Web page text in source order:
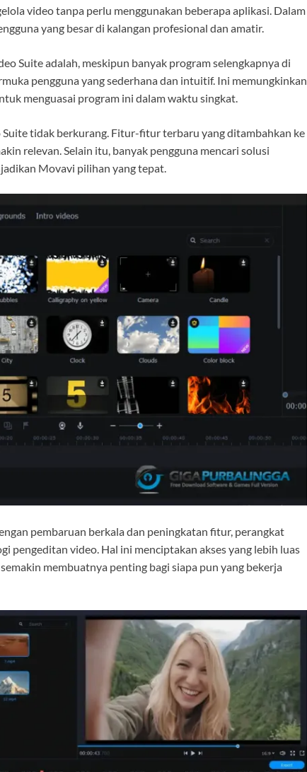
video tanpa perlu menggunakan beberapa aplikasi. Dalam
yang besar di kalangan profesional dan amatir.
Suite adalah, meskipun banyak program selengkapnya di
pengguna yang sederhana dan intuitif. Ini memungkinkan
menguasai program ini dalam waktu singkat.
tidak berkurang. Fitur-fitur terbaru yang ditambahkan ke
relevan. Selain itu, banyak pengguna mencari solusi
Movavi pilihan yang tepat.
pembaruan berkala dan peningkatan fitur, perangkat
pengeditan video. Hal ini menciptakan akses yang lebih luas
membuatnya penting bagi siapa pun yang bekerja